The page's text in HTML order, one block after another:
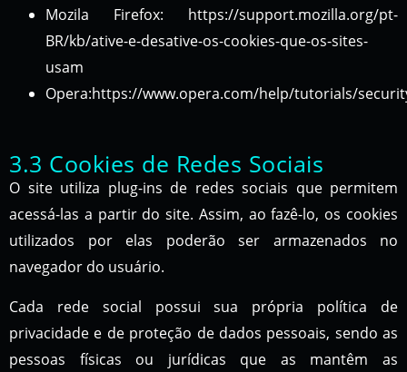
Mozila Firefox: https://support.mozilla.org/pt-
BR/kb/ative-e-desative-os-cookies-que-os-sites-
usam
Opera:https://www.opera.com/help/tutorials/
3.3 Cookies de Redes Sociais
O site utiliza plug-ins de redes sociais que permitem
acessá-las a partir do site. Assim, ao fazê-lo, os cookies
utilizados por elas poderão ser armazenados no
navegador do usuário.
Cada rede social possui sua própria política de
privacidade e de proteção de dados pessoais, sendo as
pessoas físicas ou jurídicas que as mantêm as